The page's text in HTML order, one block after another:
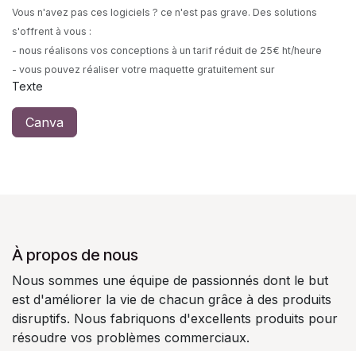
Vous n'avez pas ces logiciels ? ce n'est pas grave. Des solutions
s'offrent à vous :
- nous réalisons vos conceptions à un tarif réduit de 25€ ht/heure
- vous pouvez réaliser votre maquette gratuitement sur
Texte
Canva
À propos de nous
Nous sommes une équipe de passionnés dont le but
est d'améliorer la vie de chacun grâce à des produits
disruptifs. Nous fabriquons d'excellents produits pour
résoudre vos problèmes commerciaux.